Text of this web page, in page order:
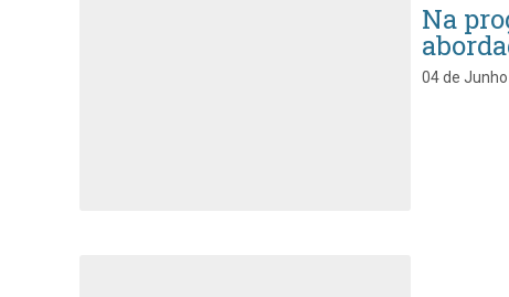
Na
04 de Junho